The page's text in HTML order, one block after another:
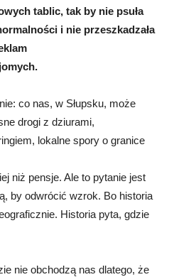
tablic, tak by nie psuła
i nie przeszkadzała
co nas, w Słupsku, może
drogi z dziurami,
lokalne spory o granice
niż pensje. Ale to pytanie jest
by odwrócić wzrok. Bo historia
Historia pyta, gdzie
nie obchodzą nas dlatego, że